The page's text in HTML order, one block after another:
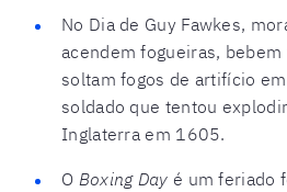
No Dia de Guy Fawkes,
acendem fogueiras,
soltam fogos de artifício
soldado que tentou
Inglaterra em 1605.
O Boxing Day é um feriado